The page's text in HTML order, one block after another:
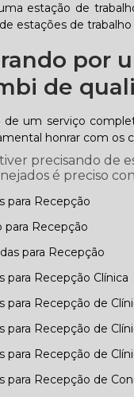
estação de
estações de
por
de
de um serviço
honrar com os
precisando de
é preciso
para Recepção
para Recepção
para Recepção
para Recepção Clínica
para Recepção de
para Recepção de
para Recepção de
para Recepção de